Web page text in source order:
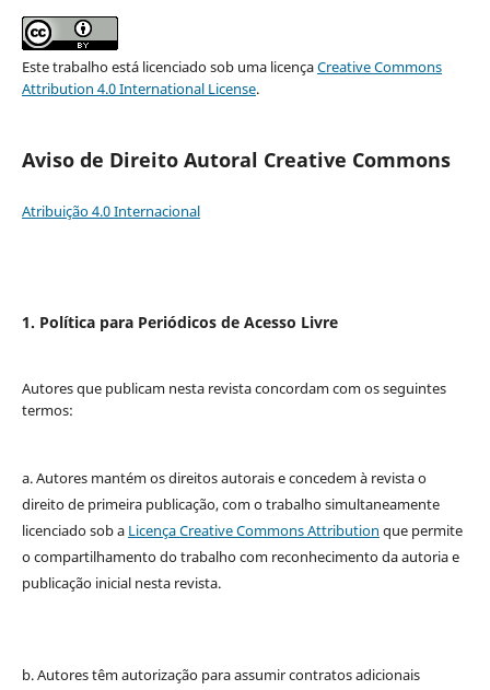
Este trabalho está licenciado sob uma licençaCreative Commons
Attribution 4.0 International License.
Aviso de Direito Autoral Creative Commons
Atribuição 4.0 Internacional
1. Política para Periódicos de Acesso Livre
Autores que publicam nesta revista concordam com os seguintes
termos:
a. Autores mantém os direitos autorais e concedem à revista o
direito de primeira publicação, com o trabalho simultaneamente
licenciado sob a Licença Creative Commons Attribution que permite
o compartilhamento do trabalho com reconhecimento da autoria e
publicação inicial nesta revista.
b. Autores têm autorização para assumir contratos adicionais